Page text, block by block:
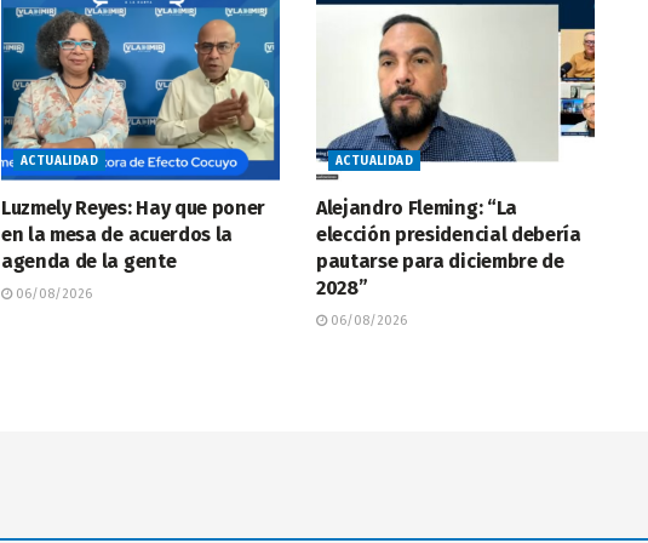
ACTUALIDAD
Luzmely Reyes: Hay que poner
en la mesa de acuerdos la
agenda de la gente
06/08/2026
ACTUALIDAD
Alejandro Fleming: “La
elección presidencial debería
pautarse para diciembre de
2028”
06/08/2026